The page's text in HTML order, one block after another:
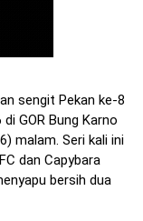
sengit Pekan ke-8
GOR Bung Karno
malam. Seri kali ini
dan Capybara
bersih dua